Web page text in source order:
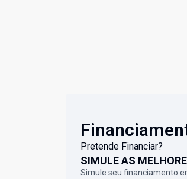
Pretende Financiar?
SIMULE AS
Simule seu financiamento